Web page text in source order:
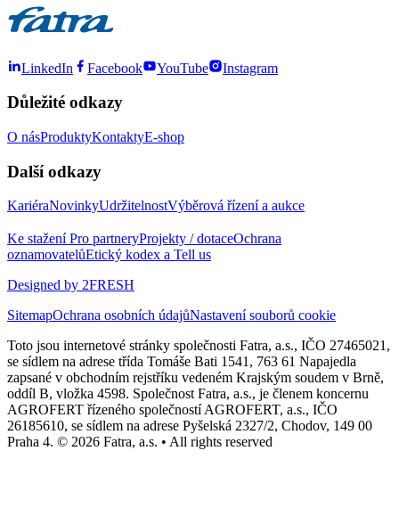
LinkedIn Facebook YouTube Instagram
Důležité odkazy
O násProduktyKontaktyE-shop
Další odkazy
KariéraNovinkyUdržitelnostVýběrová řízení a aukce
Ke staženíPro partneryProjekty / dotaceOchrana
oznamovatelůEtický kodex a Tell us
Designed by 2FRESH
SitemapOchrana osobních údajůNastavení souborů cookie
Toto jsou internetové stránky společnosti Fatra, a.s., IČO 27465021,
se sídlem na adrese třída Tomáše Bati 1541, 763 61 Napajedla
zapsané v obchodním rejstříku vedeném Krajským soudem v Brně,
oddíl B, vložka 4598. Společnost Fatra, a.s., je členem koncernu
AGROFERT řízeného společností AGROFERT, a.s., IČO
26185610, se sídlem na adrese Pyšelská 2327/2, Chodov, 149 00
Praha 4. © 2026 Fatra, a.s. • All rights reserved